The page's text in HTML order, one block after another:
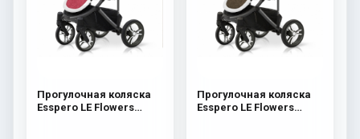
Прогулочная коляска
Esspero LE Flowers
Прогулочная коляска
Esspero LE Flowers